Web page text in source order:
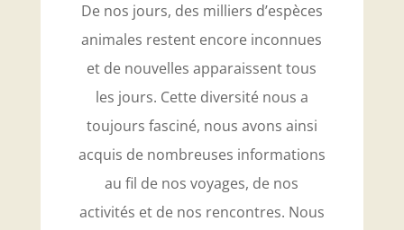
De nos jours, des milliers d’espèces
animales restent encore inconnues
et de nouvelles apparaissent tous
les jours. Cette diversité nous a
toujours fasciné, nous avons ainsi
acquis de nombreuses informations
au fil de nos voyages, de nos
activités et de nos rencontres. Nous